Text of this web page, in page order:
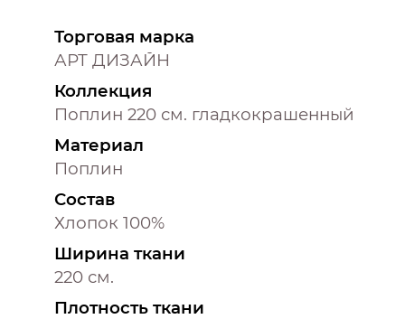
Торговая марка
АРТ ДИЗАЙН
Коллекция
Поплин 220 см. гладкокрашенный
Материал
Поплин
Состав
Хлопок 100%
Ширина ткани
220 см.
Плотность ткани